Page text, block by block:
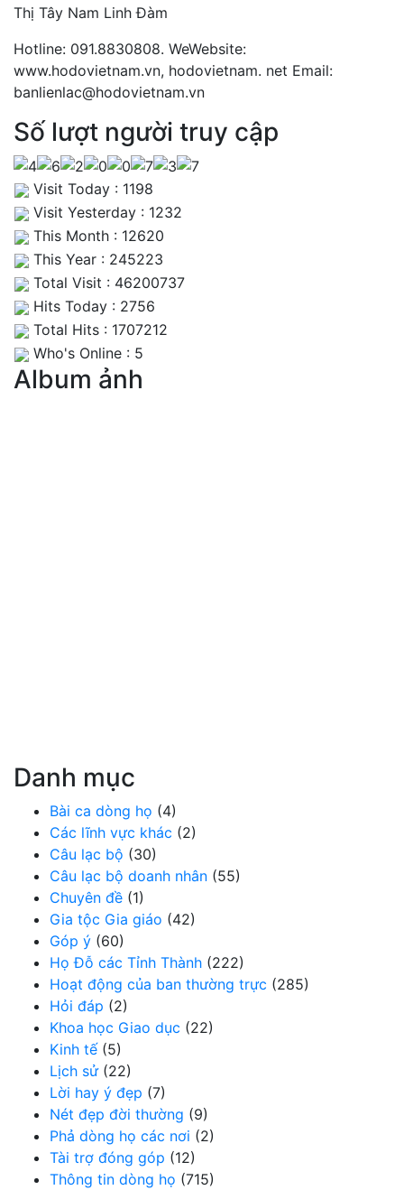
Thị Tây Nam Linh Đàm
Hotline: 091.8830808. WeWebsite:
www.hodovietnam.vn, hodovietnam. net Email:
banlienlac@hodovietnam.vn
Số lượt người truy cập
Visit Today : 1198
Visit Yesterday : 1232
This Month : 12620
This Year : 245223
Total Visit : 46200737
Hits Today : 2756
Total Hits : 1707212
Who's Online : 5
Album ảnh
Danh mục
Bài ca dòng họ (4)
Các lĩnh vực khác (2)
Câu lạc bộ (30)
Câu lạc bộ doanh nhân (55)
Chuyên đề (1)
Gia tộc Gia giáo (42)
Góp ý (60)
Họ Đỗ các Tỉnh Thành (222)
Hoạt động của ban thường trực (285)
Hỏi đáp (2)
Khoa học Giao dục (22)
Kinh tế(5)
Lịch sử(22)
Lời hay ý đẹp (7)
Nét đẹp đời thường (9)
Phả dòng họ các nơi (2)
Tài trợ đóng góp (12)
Thông tin dòng họ (715)